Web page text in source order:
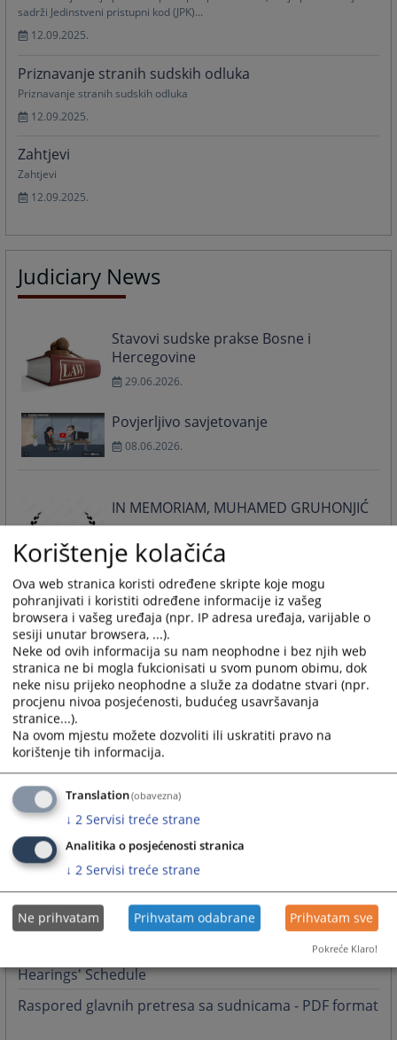
sadrži Jedinstveni pristupni kod (JPK)...
12.09.2025.
Priznavanje stranih sudskih odluka
Priznavanje stranih sudskih odluka
12.09.2025.
Zahtjevi
Zahtjevi
12.09.2025.
Judiciary News
Stavovi sudske prakse Bosne i
Hercegovine
29.06.2026.
Povjerljivo savjetovanje
08.06.2026.
IN MEMORIAM, MUHAMED GRUHONJIĆ
Prava zaposlenih i građana moraju biti
u fokusu
02.12.2025.
Održan sastanak Panela za ujednačavanje sudske
prakse iz građanske oblasti
08.10.2025.
Korištenje vještačke inteligencije u harmonizaciji
sudske prakse
02.09.2025.
More
Notice Board
Hearings' Schedule
Raspored glavnih pretresa sa sudnicama - PDF format
Korištenje kolačića
Ova web stranica koristi određene skripte koje mogu
pohranjivati i koristiti određene informacije iz vašeg
browsera i vašeg uređaja (npr. IP adresa uređaja, varijable o
sesiji unutar browsera, ...).
Neke od ovih informacija su nam neophodne i bez njih web
stranica ne bi mogla fukcionisati u svom punom obimu, dok
neke nisu prijeko neophodne a služe za dodatne stvari (npr.
procjenu nivoa posjećenosti, budućeg usavršavanja
stranice...).
Na ovom mjestu možete dozvoliti ili uskratiti pravo na
korištenje tih informacija.
Translation(obavezna)
↓ 2 Servisi treće strane
Analitika o posjećenosti stranica
↓ 2 Servisi treće strane
Ne prihvatam Prihvatam odabrane Prihvatam sve
Pokreće Klaro!